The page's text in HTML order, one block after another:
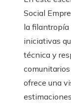
Social
la filantropía
iniciativas
técnica y
ofrece una